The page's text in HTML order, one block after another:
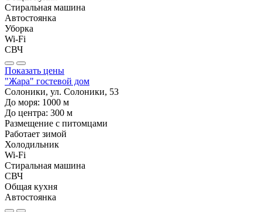
Стиральная машина
Автостоянка
Уборка
Wi-Fi
СВЧ
Показать цены
"Жара" гостевой дом
Солоники, ул. Солоники, 53
До моря: 1000 м
До центра: 300 м
Размещение с питомцами
Работает зимой
Холодильник
Wi-Fi
Стиральная машина
СВЧ
Общая кухня
Автостоянка